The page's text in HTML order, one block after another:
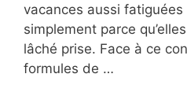
vacances aussi fatiguées
simplement parce
lâché prise. Face à ce
formules de …